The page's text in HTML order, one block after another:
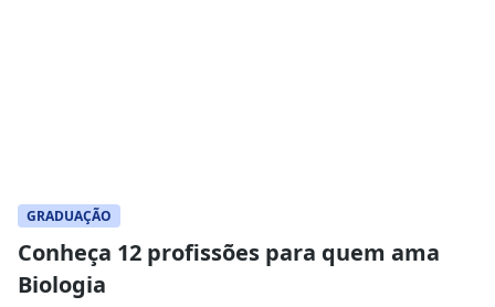
GRADUAÇÃO
Conheça 12 profissões para quem ama
Biologia